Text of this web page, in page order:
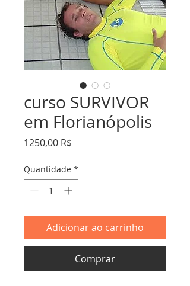
curso SURVIVOR
em Florianópolis
1250,00 R$
Quantidade *
Adicionar ao carrinho
Comprar